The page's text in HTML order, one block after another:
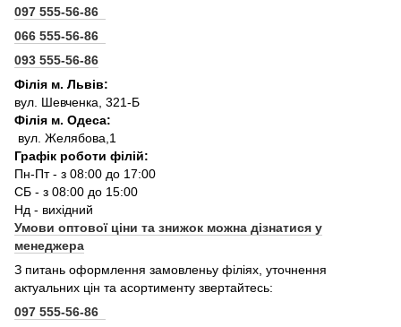
097 555-56-86
066 555-56-86
093 555-56-86
Філія м. Львів:
вул. Шевченка, 321-Б
Філія м. Одеса:
вул. Желябова,1
Графік роботи філій:
Пн-Пт - з 08:00 до 17:00
СБ - з 08:00 до 15:00
Нд - вихідний
Умови оптової ціни та знижок можна дізнатися у
менеджера
З питань оформлення замовленьу філіях, уточнення
актуальних цін та асортименту звертайтесь:
097 555-56-86